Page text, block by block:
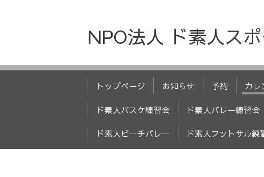
NPO法人 ド素人ス
トップページ お知らせ 予約 カレ
ド素人バスケ練習会 ド素人バレー練習会
ド素人ビーチバレー ド素人フットサル練